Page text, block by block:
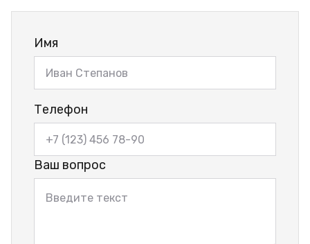
Имя
Телефон
Ваш вопрос